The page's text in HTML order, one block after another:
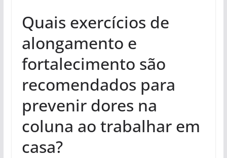
Quais exercícios de
alongamento e
fortalecimento são
recomendados para
prevenir dores na
coluna ao trabalhar em
casa?